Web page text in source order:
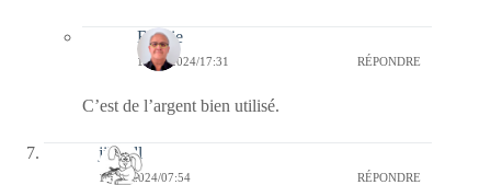
Bernie
19/09/2024/17:31 RÉPONDRE
C’est de l’argent bien utilisé.
jill bill
19/09/2024/07:54 RÉPONDRE